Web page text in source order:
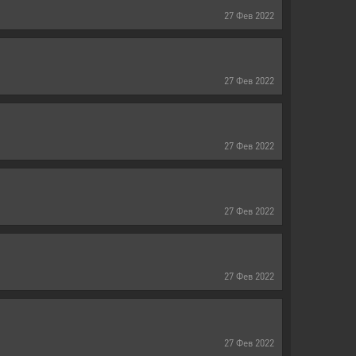
27 Фев 2022
27 Фев 2022
27 Фев 2022
27 Фев 2022
27 Фев 2022
27 Фев 2022